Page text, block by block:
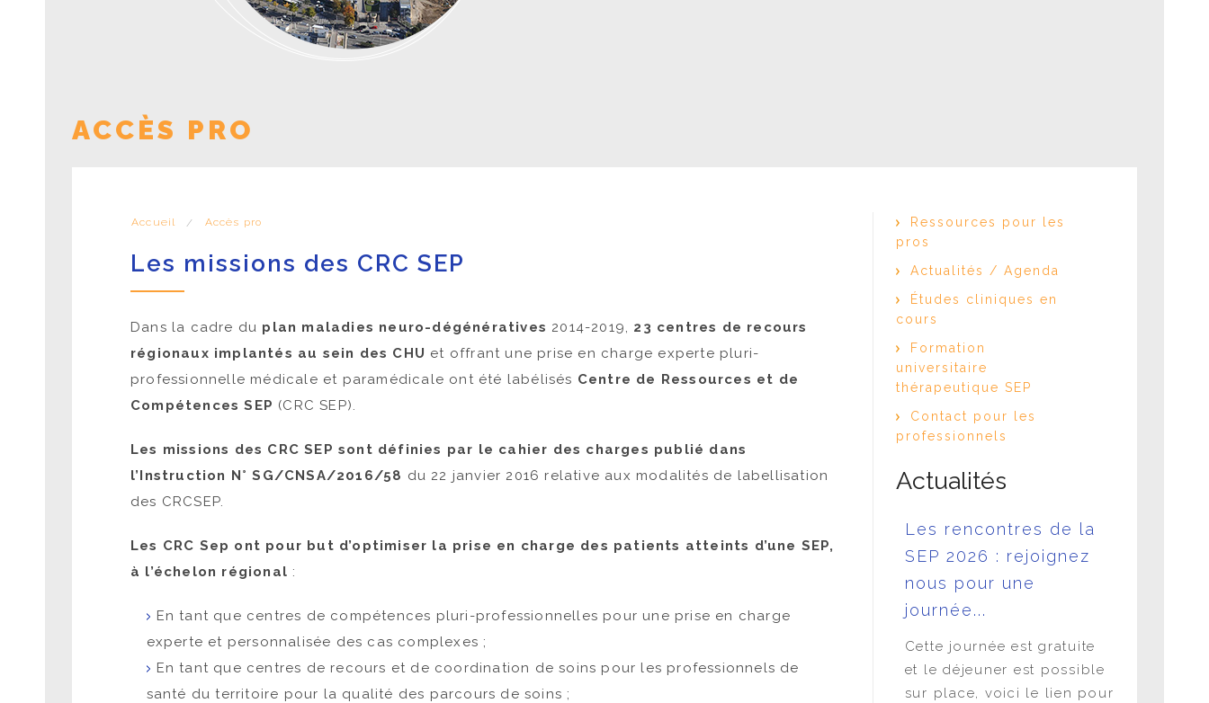
ACCÈS PRO
Accueil Accès pro
Les missions des CRC SEP
Dans la cadre du plan maladies neuro-dégénératives 2014-2019, 23 centres de recours
régionaux implantés au sein des CHU et offrant une prise en charge experte pluri-
professionnelle médicale et paramédicale ont été labélisés Centre de Ressources et de
Compétences SEP (CRC SEP).
Les missions des CRC SEP sont définies par le cahier des charges publié dans
l’Instruction N° SG/CNSA/2016/58 du 22 janvier 2016 relative aux modalités de labellisation
des CRCSEP.
Les CRC Sep ont pour but d’optimiser la prise en charge des patients atteints d’une SEP,
à l’échelon régional :
En tant que centres de compétences pluri-professionnelles pour une prise en charge
experte et personnalisée des cas complexes ;
En tant que centres de recours et de coordination de soins pour les professionnels de
santé du territoire pour la qualité des parcours de soins ;
Ressources pour les
pros
Actualités / Agenda
Études cliniques en
cours
Formation
universitaire
thérapeutique SEP
Contact pour les
professionnels
Actualités
marche pour la SEP
https://www.helloasso.com/associations/association-
helene-
palumbo/formulaires/1
PROCHAIN LIVE
2026 18H
Rejoignez-nous en direct
Les rencontres de la
SEP 2026 : rejoignez
nous pour une
journée...
Cette journée est gratuite
et le déjeuner est possible
sur place, voici le lien pour